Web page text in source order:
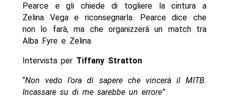
Pearce e gli chiede di togliere la cintura a
Zelina Vega e riconsegnarla. Pearce dice che
non lo farà, ma che organizzerà un match tra
Alba Fyre e Zelina
Intervista per Tiffany Stratton
“Non vedo l’ora di sapere che vincerà il MITB.
Incassare su di me sarebbe un errore”